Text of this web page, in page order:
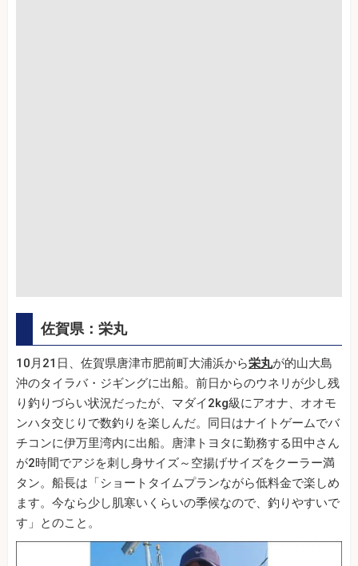
佐賀県：栄丸
10月21日、佐賀県唐津市肥前町大浦浜から栄丸が的山大島
沖のタイラバ・ジギングに出船。前日からのウネリが少し残
り釣りづらい状況だったが、マダイ2kg級にアオナ、オオモ
ンハタ交じりで数釣りを楽しんだ。同日はナイトゲームでバ
チコンに伊万里湾内に出船。唐津トヨタに勤務する田中さん
が2時間でアジを刺し身サイズ～空揚げサイズをクーラー満
タン。船長は「ショートタイムプランながら低料金で楽しめ
ます。今なら少し肌寒いくらいの季候なので、釣りやすいで
す」とのこと。